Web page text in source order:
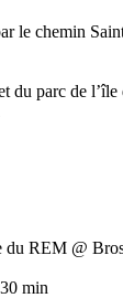
le chemin
du parc de l’île
du REM @
min